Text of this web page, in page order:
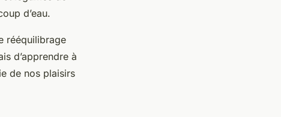
d’eau.
rééquilibrage
d’apprendre à
de nos plaisirs